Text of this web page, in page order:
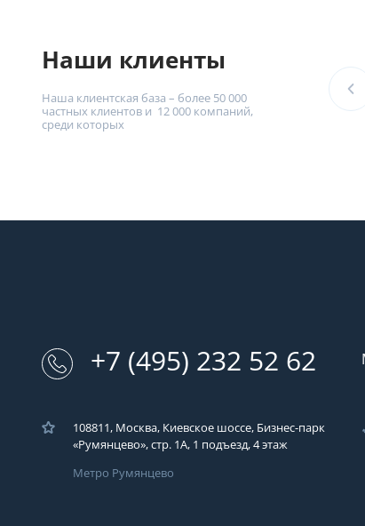
Наши клиенты
Наша клиентская база – более 50 000
частных клиентов и 12 000 компаний,
среди которых
+7 (495) 232 52 62
108811, Москва, Киевское шоссе, Бизнес-парк
«Румянцево», стр. 1А, 1 подъезд, 4 этаж
Метро Румянцево